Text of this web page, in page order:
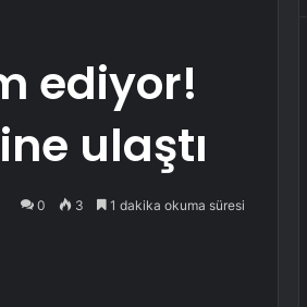
ediyor!
ulaştı
0 3 1 dakika okuma süresi